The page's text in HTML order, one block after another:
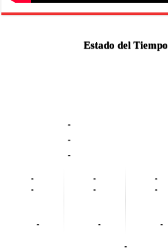
Estado del Tiempo
-
-
-
-
-
-
-
-
-
-
-
-
-